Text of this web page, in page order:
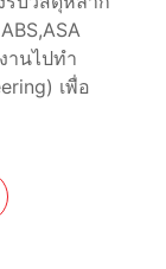
านไปทำ
เพื่อ